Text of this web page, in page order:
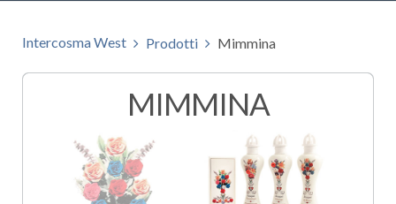
Intercosma West Prodotti Mimmina
MIMMINA